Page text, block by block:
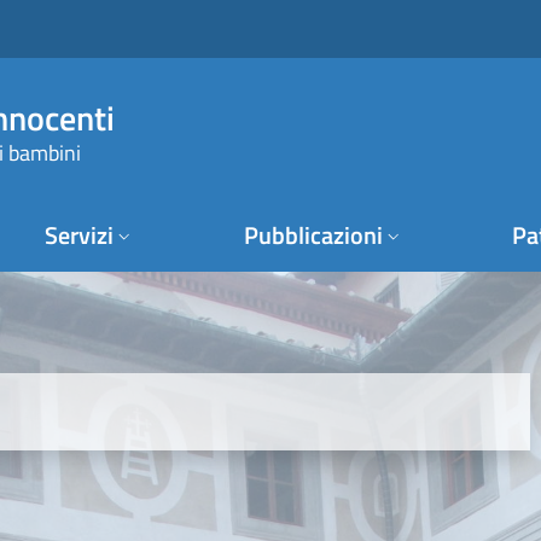
bambini
Servizi Pubblicazioni